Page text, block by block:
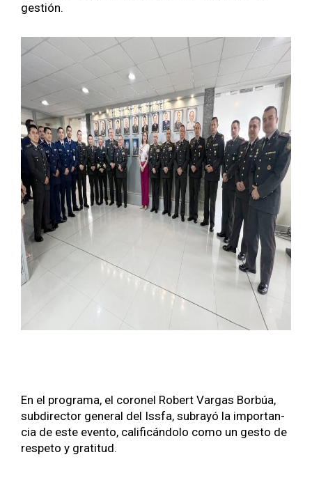
gestión.
En el pro­gra­ma, el coro­nel Robert Var­gas Bor­búa,
sub­di­rec­tor gen­er­al del Iss­fa, sub­rayó la impor­tan­
cia de este even­to, cal­i­ficán­do­lo como un gesto de
respeto y grat­i­tud.